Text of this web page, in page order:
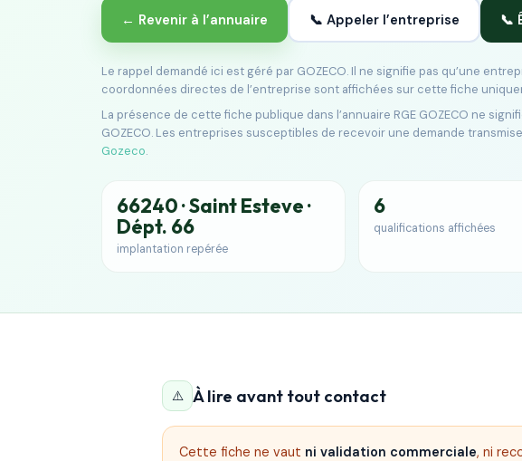
← Revenir à l’annuaire 📞 Appeler l’entreprise 📞
Le rappel demandé ici est géré par GOZECO. Il ne signifie pas qu’une
coordonnées directes de l’entreprise sont affichées sur cette fiche
La présence de cette fiche publique dans l’annuaire RGE GOZECO ne
GOZECO. Les entreprises susceptibles de recevoir une demande
Gozeco.
66240 · Saint Esteve ·
Dépt. 66
implantation repérée
6
qualifications affichées
⚠️ À lire avant tout contact
Cette fiche ne vaut ni validation commerciale, ni